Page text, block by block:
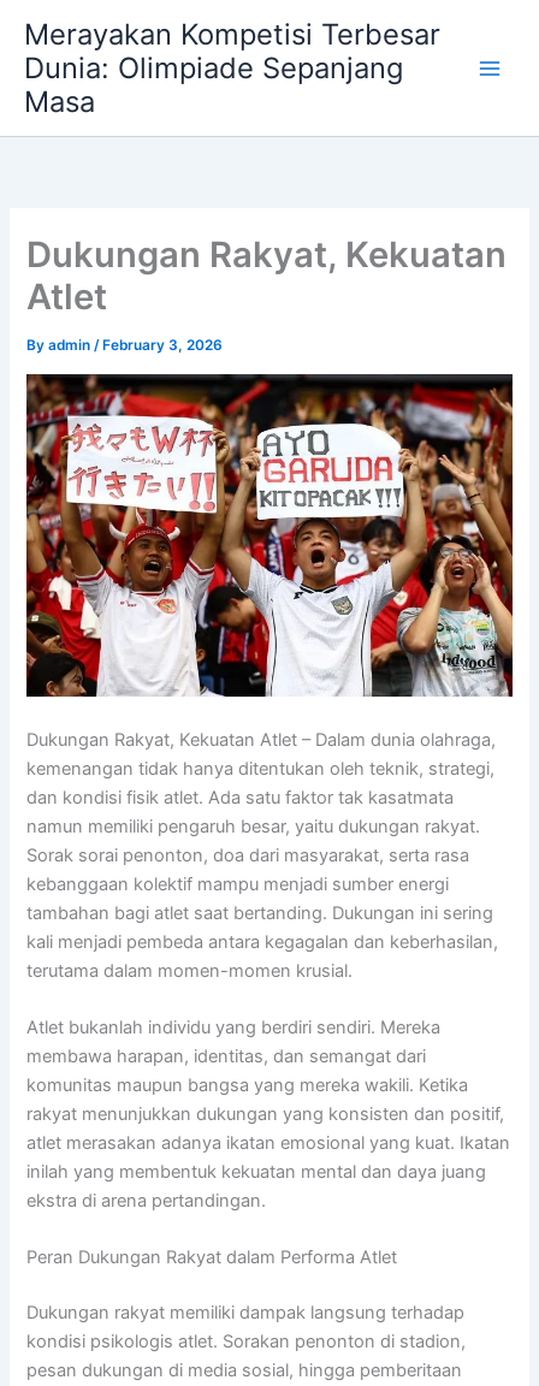
content
Merayakan Kompetisi Terbesar
Dunia: Olimpiade Sepanjang
Masa
Dukungan Rakyat, Kekuatan
Atlet
Byadmin/ February 3, 2026
Dukungan Rakyat, Kekuatan Atlet – Dalam dunia olahraga,
kemenangan tidak hanya ditentukan oleh teknik, strategi,
dan kondisi fisik atlet. Ada satu faktor tak kasatmata
namun memiliki pengaruh besar, yaitu dukungan rakyat.
Sorak sorai penonton, doa dari masyarakat, serta rasa
kebanggaan kolektif mampu menjadi sumber energi
tambahan bagi atlet saat bertanding. Dukungan ini sering
kali menjadi pembeda antara kegagalan dan keberhasilan,
terutama dalam momen-momen krusial.
Atlet bukanlah individu yang berdiri sendiri. Mereka
membawa harapan, identitas, dan semangat dari
komunitas maupun bangsa yang mereka wakili. Ketika
rakyat menunjukkan dukungan yang konsisten dan positif,
atlet merasakan adanya ikatan emosional yang kuat. Ikatan
inilah yang membentuk kekuatan mental dan daya juang
ekstra di arena pertandingan.
Peran Dukungan Rakyat dalam Performa Atlet
Dukungan rakyat memiliki dampak langsung terhadap
kondisi psikologis atlet. Sorakan penonton di stadion,
pesan dukungan di media sosial, hingga pemberitaan